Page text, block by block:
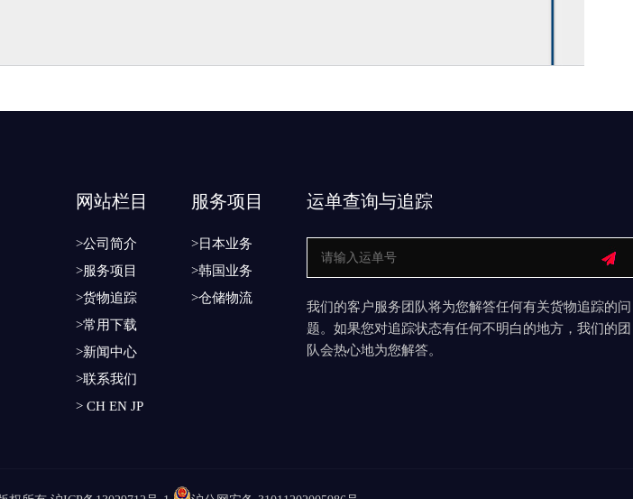
网站栏目
>公司简介
>服务项目
>货物追踪
>常用下载
>新闻中心
>联系我们
> CH EN JP
服务项目
>日本业务
>韩国业务
>仓储物流
运单查询与追踪
我们的客户服务团队将为您解答任何有关货物追踪的问
题。如果您对追踪状态有任何不明白的地方，我们的团
队会热心地为您解答。